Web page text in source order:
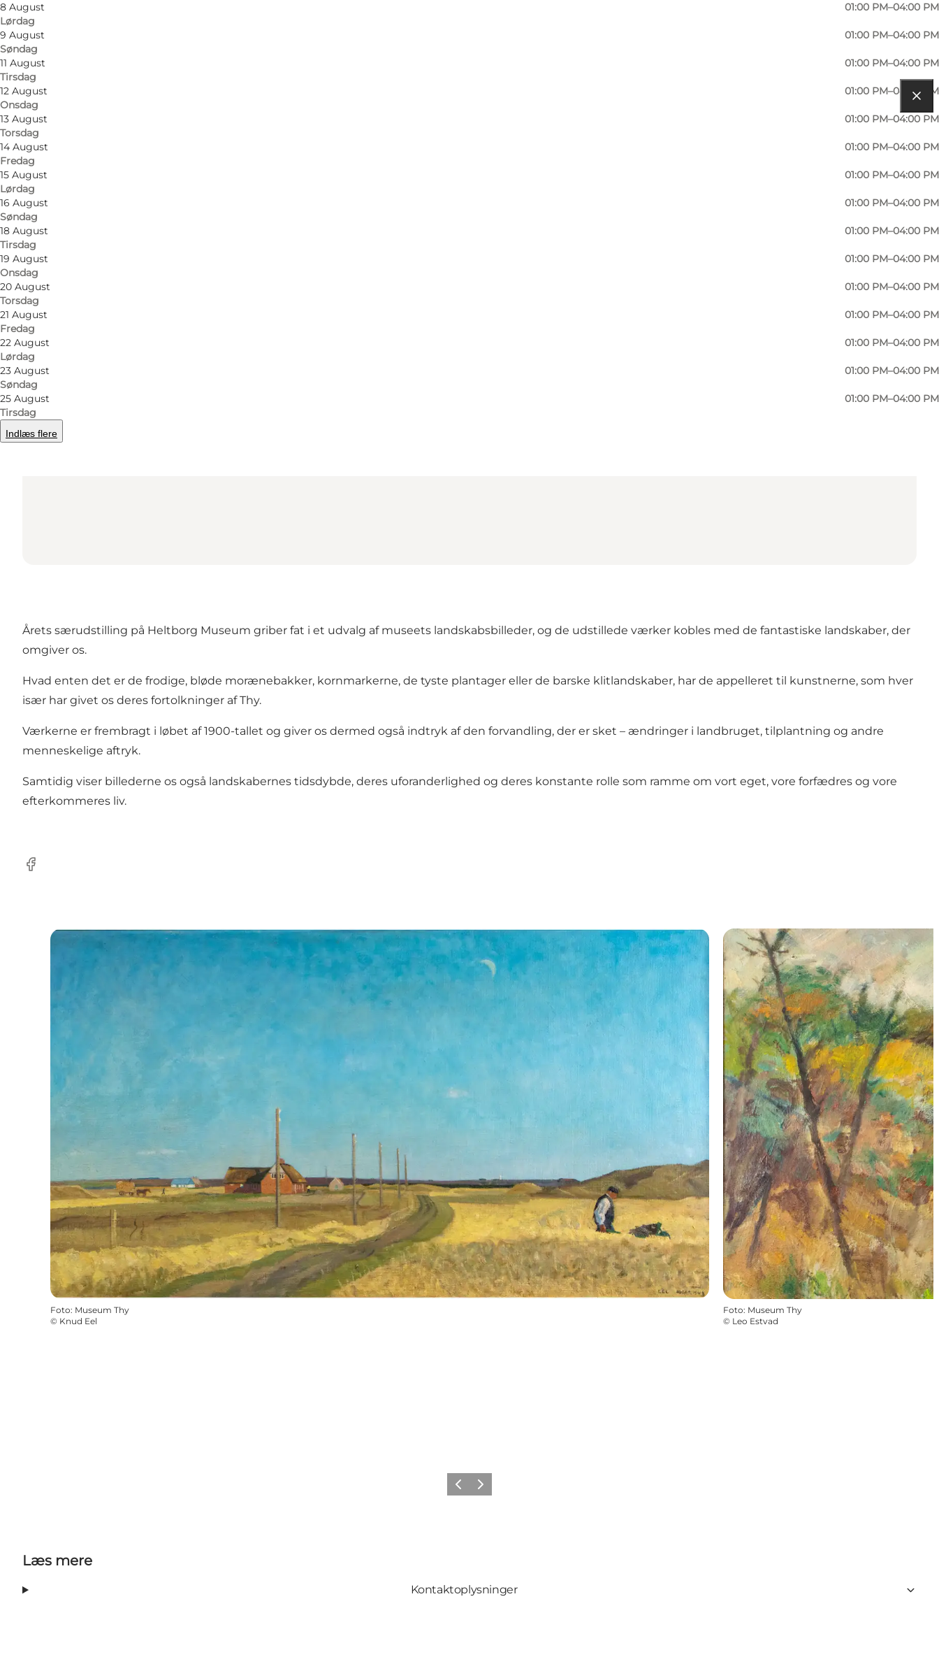
8 August
Lørdag
01:00 PM–04:00 PM
9 August
Søndag
01:00 PM–04:00 PM
11 August
Tirsdag
01:00 PM–04:00 PM
12 August
Onsdag
01:00 PM–04:00 PM
13 August
Torsdag
01:00 PM–04:00 PM
14 August
Fredag
01:00 PM–04:00 PM
15 August
Lørdag
01:00 PM–04:00 PM
16 August
Søndag
01:00 PM–04:00 PM
18 August
Tirsdag
01:00 PM–04:00 PM
19 August
Onsdag
01:00 PM–04:00 PM
20 August
Torsdag
01:00 PM–04:00 PM
21 August
Fredag
01:00 PM–04:00 PM
22 August
Lørdag
01:00 PM–04:00 PM
23 August
Søndag
01:00 PM–04:00 PM
25 August
Tirsdag
01:00 PM–04:00 PM
Indlæs flere
Find vej
Heltborg Museum
Skårhøjvej 15
7760 Hurup Thy
Årets særudstilling på Heltborg Museum griber fat i et udvalg af museets landskabsbilleder, og de udstillede værker kobles med de fantastiske landskaber, der
omgiver os.
Hvad enten det er de frodige, bløde morænebakker, kornmarkerne, de tyste plantager eller de barske klitlandskaber, har de appelleret til kunstnerne, som hver
især har givet os deres fortolkninger af Thy.
Værkerne er frembragt i løbet af 1900-tallet og giver os dermed også indtryk af den forvandling, der er sket – ændringer i landbruget, tilplantning og andre
menneskelige aftryk.
Samtidig viser billederne os også landskabernes tidsdybde, deres uforanderlighed og deres konstante rolle som ramme om vort eget, vore forfædres og vore
efterkommeres liv.
Facebook
Foto: Museum Thy
© Knud Eel
Foto: Museum Thy
© Leo Estvad
ForrigeNæste
Læs mere
Kontaktoplysninger